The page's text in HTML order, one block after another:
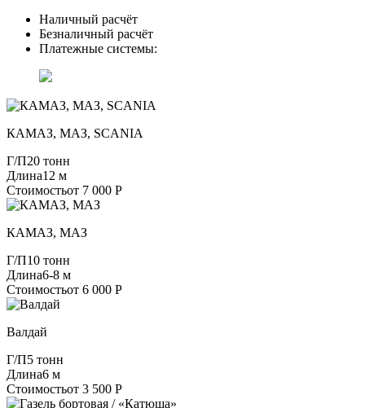
Наличный расчёт
Безналичный расчёт
Платежные системы:
КАМАЗ, МАЗ, SCANIA
Г/П20 тонн
Длина12 м
Стоимостьот 7 000 Р
КАМАЗ, МАЗ
Г/П10 тонн
Длина6-8 м
Стоимостьот 6 000 Р
Валдай
Г/П5 тонн
Длина6 м
Стоимостьот 3 500 Р